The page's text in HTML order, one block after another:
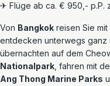
✈ Flüge ab ca. € 950,- p.P.
Von Bangkok reisen Sie mit
entdecken unterwegs ganz
übernachten auf dem
Nationalpark , fahren mit
Ang Thong Marine Parks